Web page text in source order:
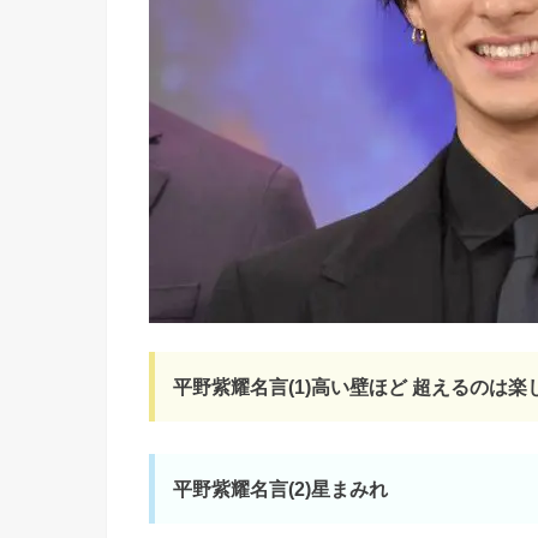
平野紫耀名言(1)高い壁ほど 超えるのは楽
平野紫耀名言(2)星まみれ